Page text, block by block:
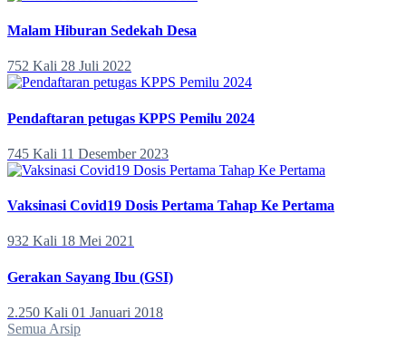
Malam Hiburan Sedekah Desa
752 Kali 28 Juli 2022
Pendaftaran petugas KPPS Pemilu 2024
745 Kali 11 Desember 2023
Vaksinasi Covid19 Dosis Pertama Tahap Ke Pertama
932 Kali 18 Mei 2021
Gerakan Sayang Ibu (GSI)
2.250 Kali 01 Januari 2018
Semua Arsip